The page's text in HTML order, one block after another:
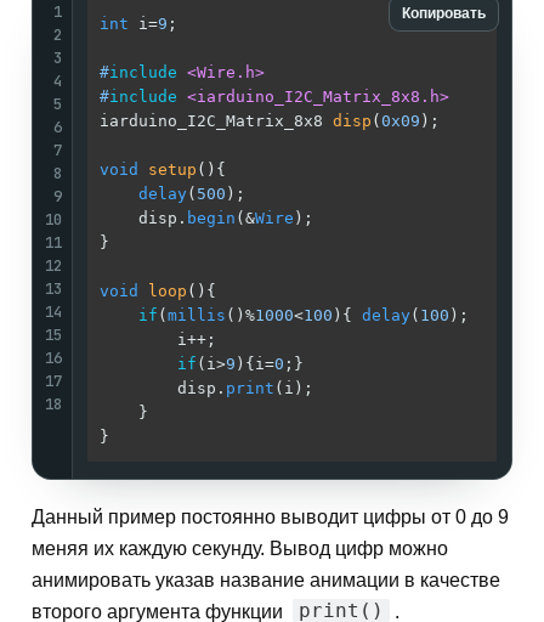
Копировать
1
2
3
4
5
6
7
8
9
10
11
12
13
14
15
16
17
18
int i=9
#include <Wire.h>
#include <iarduino_I2C_Matrix_8x8.h>
iarduino_I2C_Matrix_8x8 disp ( 0x09 )
void setup ()
delay( 500
    disp.
begin (&Wire
void loop ()
if ( millis ()%1000<100 ){ delay( 100
if (i>9 ){i=0
        disp.
print
Данный пример постоянно выводит цифры от 0 до 9
меняя их каждую секунду. Вывод цифр можно
анимировать указав название анимации в качестве
второго аргумента функции
print() .